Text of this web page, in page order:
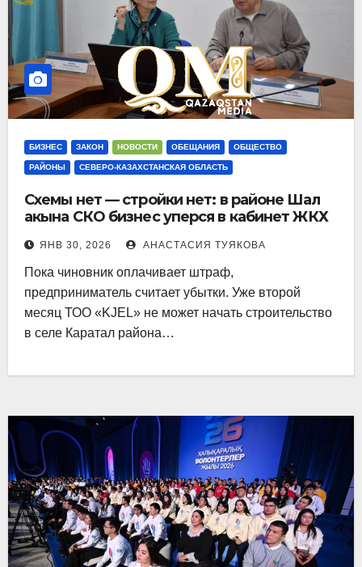
БИЗНЕС ЗАКОН НОВОСТИ ОБЕЩАНИЯ ОБЩЕСТВО
РАЙОНЫ СЕВЕРО-КАЗАХСТАНСКАЯ ОБЛАСТЬ
Схемы нет — стройки нет: в районе Шал
акына СКО бизнес уперся в кабинет ЖКХ
ЯНВ 30, 2026 АНАСТАСИЯ ТУЯКОВА
Пока чиновник оплачивает штраф,
предприниматель считает убытки. Уже второй
месяц ТОО «KJEL» не может начать строительство
в селе Каратал района…